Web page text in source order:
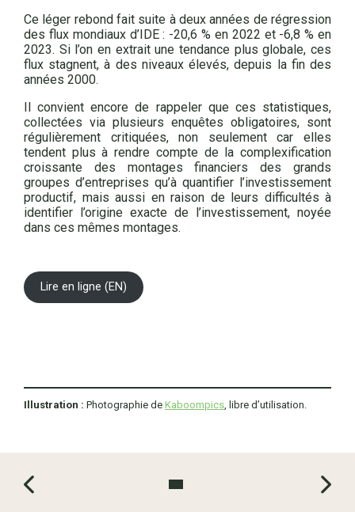
Ce léger rebond fait suite à deux années de régression
des flux mondiaux d’IDE : -20,6 % en 2022 et -6,8 % en
2023. Si l’on en extrait une tendance plus globale, ces
flux stagnent, à des niveaux élevés, depuis la fin des
années 2000.
Il convient encore de rappeler que ces statistiques,
collectées via plusieurs enquêtes obligatoires, sont
régulièrement critiquées, non seulement car elles
tendent plus à rendre compte de la complexification
croissante des montages financiers des grands
groupes d’entreprises qu’à quantifier l’investissement
productif, mais aussi en raison de leurs difficultés à
identifier l’origine exacte de l’investissement, noyée
dans ces mêmes montages.
Lire en ligne (EN)
Illustration : Photographie de Kaboompics, libre d’utilisation.